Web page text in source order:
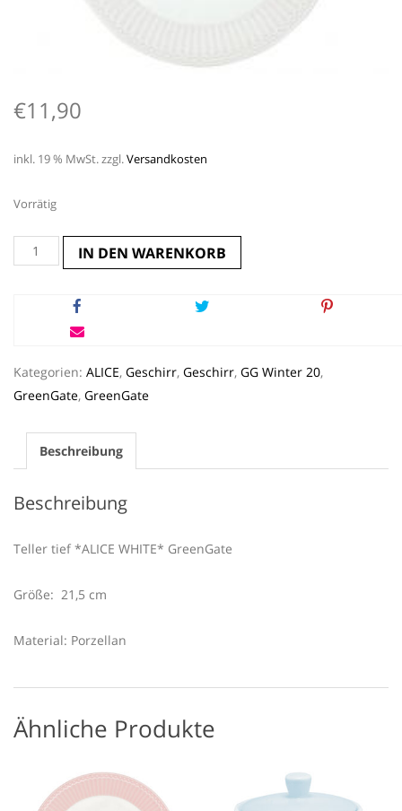
€11,90
inkl. 19 % MwSt.zzgl.Versandkosten
Vorrätig
Teller
GreenGate
IN DEN WARENKORB
Kategorien: ALICE, Geschirr, Geschirr, GG Winter 20,
GreenGate, GreenGate
Beschreibung
Beschreibung
Teller tief *ALICE WHITE* GreenGate
Größe: 21,5 cm
Material: Porzellan
Ähnliche Produkte